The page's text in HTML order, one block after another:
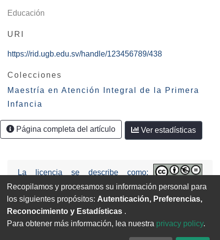
Educación
URI
https://rid.ugb.edu.sv/handle/123456789/438
Colecciones
Maestría en Atención Integral de la Primera
Infancia
Página completa del artículo Ver estadísticas
La licencia se describe como:
Attribution-NonCommercial-NoDerivs
3.0 United States (CC BY-NC-ND 3.0 US).
Recopilamos y procesamos su información personal para
los siguientes propósitos: Autenticación, Preferencias,
Reconocimiento y Estadísticas .
Para obtener más información, lea nuestra privacy policy.